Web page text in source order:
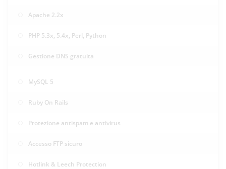
Apache 2.2x
PHP 5.3x, 5.4x, Perl, Python
Gestione DNS gratuita
MySQL 5
Ruby On Rails
Protezione antispam e antivirus
Accesso FTP sicuro
Hotlink & Leech Protection